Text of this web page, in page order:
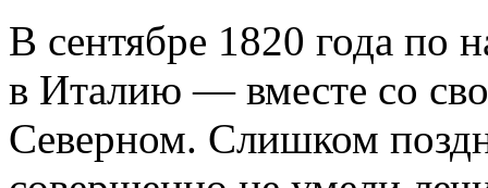
В сентябре 1820 года по
в Италию — вместе со
Северном. Слишком